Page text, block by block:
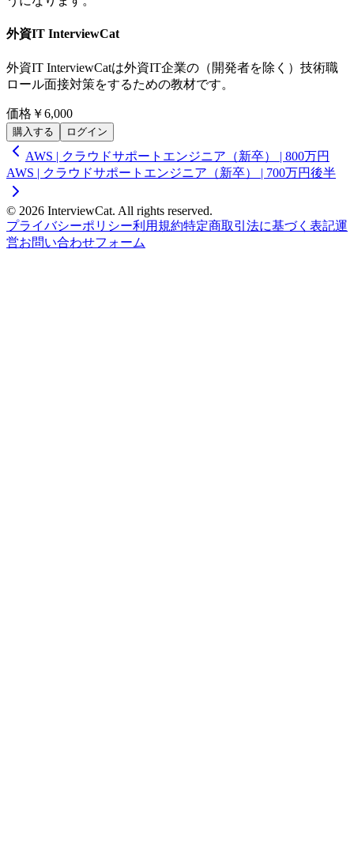
外資IT InterviewCat
外資IT InterviewCatは外資IT企業の（開発者を除く）技術職
ロール面接対策をするための教材です。
価格 ￥6,000
購入する ログイン
AWS | クラウドサポートエンジニア（新卒） | 800万円
AWS | クラウドサポートエンジニア（新卒） | 700万円後半
© 2026 InterviewCat. All rights reserved.
プライバシーポリシー利用規約特定商取引法に基づく表記運
営お問い合わせフォーム